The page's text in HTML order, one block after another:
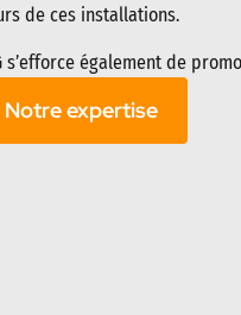
de ces installations.
s’efforce également de
Notre expertise